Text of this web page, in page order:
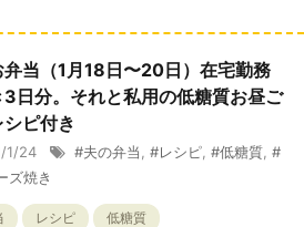
弁当（1月18日〜20日）在宅勤務
3日分。それと私用の低糖質お昼ご
ピ付き
1/24 #夫の弁当 #レシピ #低糖質 #
ズ焼き
レシピ 低糖質